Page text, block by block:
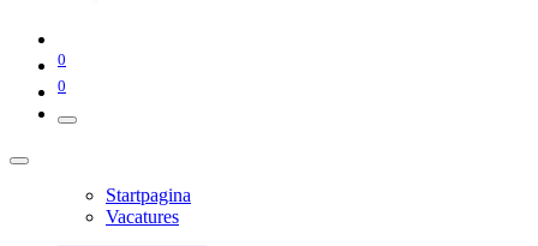
0
0
Startpagina
Vacatures